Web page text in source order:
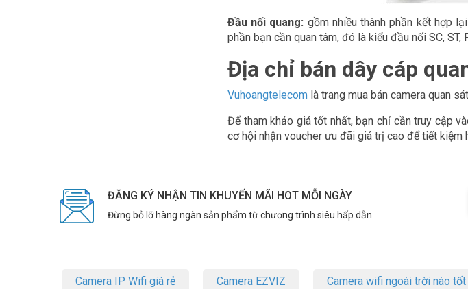
Đầu nối quang: gồm nhiều thành phần kết hợp
phần bạn cần quan tâm, đó là kiểu đầu nối SC, ST,
Địa chỉ bán dây cáp
Vuhoangtelecom là trang mua bán camera quan
Để tham khảo giá tốt nhất, bạn chỉ cần truy cập
cơ hội nhận voucher ưu đãi giá trị cao để tiết
ĐĂNG KÝ NHẬN TIN KHUYẾN MÃI HOT MỖI NGÀY
Đừng bỏ lỡ hàng ngàn sản phẩm từ chương trình siêu hấp dẫn
Camera IP Wifi giá rẻ Camera EZVIZ Camera wifi ngoài trời nào tốt